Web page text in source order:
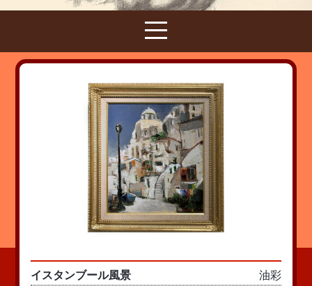
イスタンブール風景 油彩